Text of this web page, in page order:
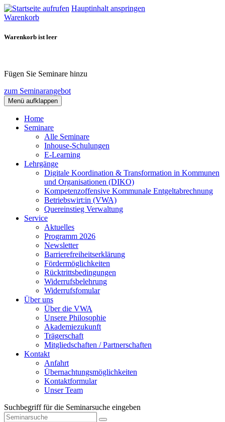
Hauptinhalt anspringen
Warenkorb
Warenkorb ist leer
Fügen Sie Seminare hinzu
zum Seminarangebot
Menü aufklappen
Home
Seminare
Alle Seminare
Inhouse-Schulungen
E-Learning
Lehrgänge
Digitale Koordination & Transformation in Kommunen
und Organisationen (DIKO)
Kompetenzoffensive Kommunale Entgeltabrechnung
Betriebswirt:in (VWA)
Quereinstieg Verwaltung
Service
Aktuelles
Programm 2026
Newsletter
Barrierefreiheitserklärung
Fördermöglichkeiten
Rücktrittsbedingungen
Widerrufsbelehrung
Widerrufsfomular
Über uns
Über die VWA
Unsere Philosophie
Akademiezukunft
Trägerschaft
Mitgliedschaften / Partnerschaften
Kontakt
Anfahrt
Übernachtungsmöglichkeiten
Kontaktformular
Unser Team
Suchbegriff für die Seminarsuche eingeben